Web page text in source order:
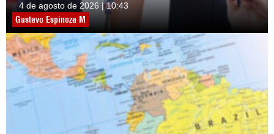
4 de agosto de 2026 | 10:43
Gustavo Espinoza M